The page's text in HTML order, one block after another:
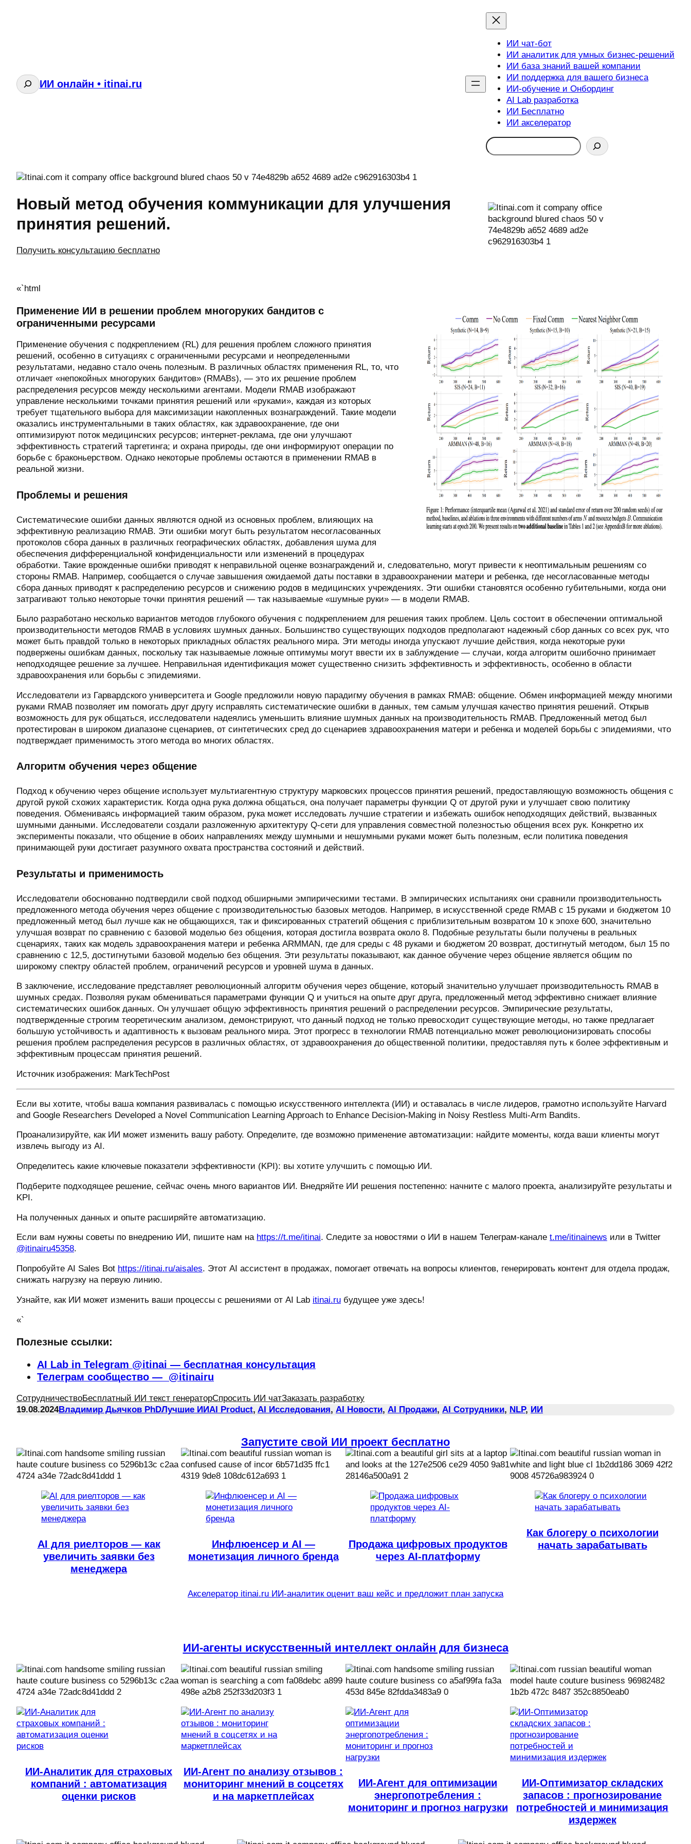
ПоискИИ онлайн • itinai.ru
ИИ чат-бот
ИИ аналитик для умных бизнес-решений
ИИ база знаний вашей компании
ИИ поддержка для вашего бизнеса
ИИ-обучение и Онбординг
AI Lab разработка
ИИ Бесплатно
ИИ акселератор
Search
Новый метод обучения коммуникации для улучшения
принятия решений.
Получить консультацию бесплатно
«`html
Применение ИИ в решении проблем многоруких бандитов с
ограниченными ресурсами
Применение обучения с подкреплением (RL) для решения проблем сложного принятия
решений, особенно в ситуациях с ограниченными ресурсами и неопределенными
результатами, недавно стало очень полезным. В различных областях применения RL, то, что
отличает «непокойных многоруких бандитов» (RMABs), — это их решение проблем
распределения ресурсов между несколькими агентами. Модели RMAB изображают
управление несколькими точками принятия решений или «руками», каждая из которых
требует тщательного выбора для максимизации накопленных вознаграждений. Такие модели
оказались инструментальными в таких областях, как здравоохранение, где они
оптимизируют поток медицинских ресурсов; интернет-реклама, где они улучшают
эффективность стратегий таргетинга; и охрана природы, где они информируют операции по
борьбе с браконьерством. Однако некоторые проблемы остаются в применении RMAB в
реальной жизни.
Проблемы и решения
Систематические ошибки данных являются одной из основных проблем, влияющих на
эффективную реализацию RMAB. Эти ошибки могут быть результатом несогласованных
протоколов сбора данных в различных географических областях, добавления шума для
обеспечения дифференциальной конфиденциальности или изменений в процедурах
обработки. Такие врожденные ошибки приводят к неправильной оценке вознаграждений и, следовательно, могут привести к неоптимальным решениям со
стороны RMAB. Например, сообщается о случае завышения ожидаемой даты поставки в здравоохранении матери и ребенка, где несогласованные методы
сбора данных приводят к распределению ресурсов и снижению родов в медицинских учреждениях. Эти ошибки становятся особенно губительными, когда они
затрагивают только некоторые точки принятия решений — так называемые «шумные руки» — в модели RMAB.
Было разработано несколько вариантов методов глубокого обучения с подкреплением для решения таких проблем. Цель состоит в обеспечении оптимальной
производительности методов RMAB в условиях шумных данных. Большинство существующих подходов предполагают надежный сбор данных со всех рук, что
может быть правдой только в некоторых прикладных областях реального мира. Эти методы иногда упускают лучшие действия, когда некоторые руки
подвержены ошибкам данных, поскольку так называемые ложные оптимумы могут ввести их в заблуждение — случаи, когда алгоритм ошибочно принимает
неподходящее решение за лучшее. Неправильная идентификация может существенно снизить эффективность и эффективность, особенно в области
здравоохранения или борьбы с эпидемиями.
Исследователи из Гарвардского университета и Google предложили новую парадигму обучения в рамках RMAB: общение. Обмен информацией между многими
руками RMAB позволяет им помогать друг другу исправлять систематические ошибки в данных, тем самым улучшая качество принятия решений. Открыв
возможность для рук общаться, исследователи надеялись уменьшить влияние шумных данных на производительность RMAB. Предложенный метод был
протестирован в широком диапазоне сценариев, от синтетических сред до сценариев здравоохранения матери и ребенка и моделей борьбы с эпидемиями, что
подтверждает применимость этого метода во многих областях.
Алгоритм обучения через общение
Подход к обучению через общение использует мультиагентную структуру марковских процессов принятия решений, предоставляющую возможность общения с
другой рукой схожих характеристик. Когда одна рука должна общаться, она получает параметры функции Q от другой руки и улучшает свою политику
поведения. Обмениваясь информацией таким образом, рука может исследовать лучшие стратегии и избежать ошибок неподходящих действий, вызванных
шумными данными. Исследователи создали разложенную архитектуру Q-сети для управления совместной полезностью общения всех рук. Конкретно их
эксперименты показали, что общение в обоих направлениях между шумными и нешумными руками может быть полезным, если политика поведения
принимающей руки достигает разумного охвата пространства состояний и действий.
Результаты и применимость
Исследователи обоснованно подтвердили свой подход обширными эмпирическими тестами. В эмпирических испытаниях они сравнили производительность
предложенного метода обучения через общение с производительностью базовых методов. Например, в искусственной среде RMAB с 15 руками и бюджетом 10
предложенный метод был лучше как не общающихся, так и фиксированных стратегий общения с приблизительным возвратом 10 к эпохе 600, значительно
улучшая возврат по сравнению с базовой моделью без общения, которая достигла возврата около 8. Подобные результаты были получены в реальных
сценариях, таких как модель здравоохранения матери и ребенка ARMMAN, где для среды с 48 руками и бюджетом 20 возврат, достигнутый методом, был 15 по
сравнению с 12,5, достигнутыми базовой моделью без общения. Эти результаты показывают, как данное обучение через общение является общим по
широкому спектру областей проблем, ограничений ресурсов и уровней шума в данных.
В заключение, исследование представляет революционный алгоритм обучения через общение, который значительно улучшает производительность RMAB в
шумных средах. Позволяя рукам обмениваться параметрами функции Q и учиться на опыте друг друга, предложенный метод эффективно снижает влияние
систематических ошибок данных. Он улучшает общую эффективность принятия решений о распределении ресурсов. Эмпирические результаты,
подтвержденные строгим теоретическим анализом, демонстрируют, что данный подход не только превосходит существующие методы, но также предлагает
большую устойчивость и адаптивность к вызовам реального мира. Этот прогресс в технологии RMAB потенциально может революционизировать способы
решения проблем распределения ресурсов в различных областях, от здравоохранения до общественной политики, предоставляя путь к более эффективным и
эффективным процессам принятия решений.
Источник изображения: MarkTechPost
Если вы хотите, чтобы ваша компания развивалась с помощью искусственного интеллекта (ИИ) и оставалась в числе лидеров, грамотно используйте Harvard
and Google Researchers Developed a Novel Communication Learning Approach to Enhance Decision-Making in Noisy Restless Multi-Arm Bandits.
Проанализируйте, как ИИ может изменить вашу работу. Определите, где возможно применение автоматизации: найдите моменты, когда ваши клиенты могут
извлечь выгоду из AI.
Определитесь какие ключевые показатели эффективности (KPI): вы хотите улучшить с помощью ИИ.
Подберите подходящее решение, сейчас очень много вариантов ИИ. Внедряйте ИИ решения постепенно: начните с малого проекта, анализируйте результаты и
KPI.
На полученных данных и опыте расширяйте автоматизацию.
Если вам нужны советы по внедрению ИИ, пишите нам на https://t.me/itinai. Следите за новостями о ИИ в нашем Телеграм-канале t.me/itinainews или в Twitter
@itinairu45358.
Попробуйте AI Sales Bot https://itinai.ru/aisales. Этот AI ассистент в продажах, помогает отвечать на вопросы клиентов, генерировать контент для отдела продаж,
снижать нагрузку на первую линию.
Узнайте, как ИИ может изменить ваши процессы с решениями от AI Lab itinai.ru будущее уже здесь!
«`
Полезные ссылки:
AI Lab in Telegram @itinai — бесплатная консультация
Телеграм сообщество — @itinairu
СотрудничествоБесплатный ИИ текст генераторСпросить ИИ чатЗаказать разработку
19.08.2024Владимир Дьячков PhDЛучшие ИИAI Product, AI Исследования, AI Новости, AI Продажи, AI Сотрудники, NLP, ИИ
Запустите свой ИИ проект бесплатно
AI для риелторов — как
увеличить заявки без
менеджера
Инфлюенсер и AI —
монетизация личного бренда
Продажа цифровых продуктов
через AI-платформу
Как блогеру о психологии
начать зарабатывать
Акселератор itinai.ru ИИ-аналитик оценит ваш кейс и предложит план запуска
ИИ-агенты искусственный интеллект онлайн для бизнеса
ИИ-Аналитик для страховых
компаний : автоматизация
оценки рисков
ИИ-Агент по анализу отзывов :
мониторинг мнений в соцсетях
и на маркетплейсах
ИИ-Агент для оптимизации
энергопотребления :
мониторинг и прогноз нагрузки
ИИ-Оптимизатор складских
запасов : прогнозирование
потребностей и минимизация
издержек